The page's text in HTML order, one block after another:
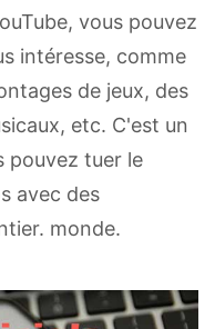
vous pouvez
intéresse, comme
de jeux, des
etc. C'est un
pouvez tuer le
avec des
monde.